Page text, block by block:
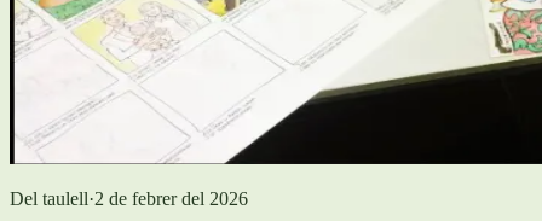
Del taulell·2 de febrer del 2026